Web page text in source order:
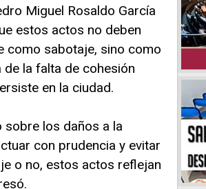
Miguel Rosaldo García
estos actos no deben
como sabotaje, sino como
de la falta de cohesión
en la ciudad.
sobre los daños a la
con prudencia y evitar
o no, estos actos reflejan